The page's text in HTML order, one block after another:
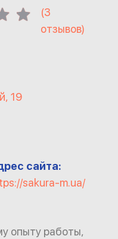
(3
отзывов)
19
сайта:
sakura-m.ua/
опыту работы,